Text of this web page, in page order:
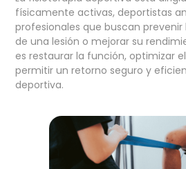
físicamente activas, deportistas
profesionales que buscan prevenir
de una lesión o mejorar su
es restaurar la función, optimizar
permitir un retorno seguro y
deportiva.